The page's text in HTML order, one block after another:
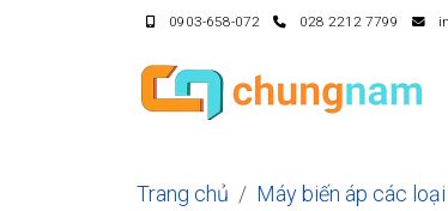
0903-658-072 028 2212 7799
Trang chủ Máy biến áp các loại